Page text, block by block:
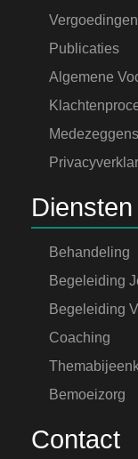
Vergoedingen
Publicaties
Algemene
Diensten
Behandeling
Begeleiding
Begeleiding
Coaching
Bemoeizorg
Contact